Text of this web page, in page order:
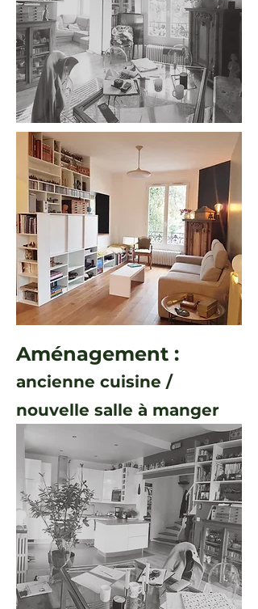
Aménagement :
ancienne cuisine /
nouvelle salle à manger